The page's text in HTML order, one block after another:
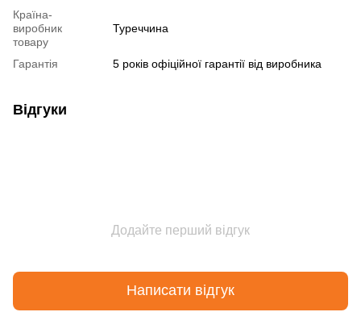
Країна-
виробник
товару
Туреччина
Гарантія 5 років офіційної гарантії від виробника
Відгуки
Додайте перший відгук
Написати відгук